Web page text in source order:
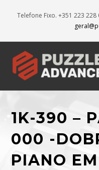
Telefone Fixo. +351 223 228
1K-390 –
000 -
PIANO